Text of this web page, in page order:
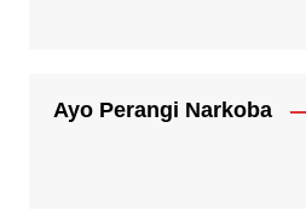
Ayo Perangi Narkoba